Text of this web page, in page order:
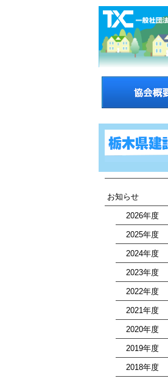
お知らせ
2026年度
2025年度
2024年度
2023年度
2022年度
2021年度
2020年度
2019年度
2018年度